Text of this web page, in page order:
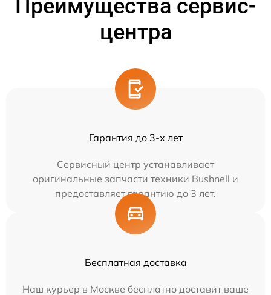
Преимущества сервис-
центра
Гарантия до 3-х лет
Сервисный центр устанавливает
оригинальные запчасти техники Bushnell и
предоставляет гарантию до 3 лет.
Бесплатная доставка
Наш курьер в Москве бесплатно доставит ваше